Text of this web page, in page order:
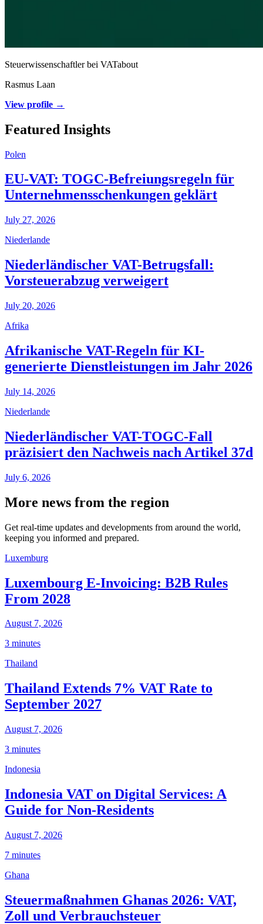
Steuerwissenschaftler bei VATabout
Rasmus Laan
View profile →
Featured Insights
Polen
EU-VAT: TOGC-Befreiungsregeln für
Unternehmensschenkungen geklärt
July 27, 2026
Niederlande
Niederländischer VAT-Betrugsfall:
Vorsteuerabzug verweigert
July 20, 2026
Afrika
Afrikanische VAT-Regeln für KI-
generierte Dienstleistungen im Jahr 2026
July 14, 2026
Niederlande
Niederländischer VAT-TOGC-Fall
präzisiert den Nachweis nach Artikel 37d
July 6, 2026
More news from the region
Get real-time updates and developments from around the world,
keeping you informed and prepared.
Luxemburg
Luxembourg E-Invoicing: B2B Rules
From 2028
August 7, 2026
3 minutes
Thailand
Thailand Extends 7% VAT Rate to
September 2027
August 7, 2026
3 minutes
Indonesia
Indonesia VAT on Digital Services: A
Guide for Non-Residents
August 7, 2026
7 minutes
Ghana
Steuermaßnahmen Ghanas 2026: VAT,
Zoll und Verbrauchsteuer